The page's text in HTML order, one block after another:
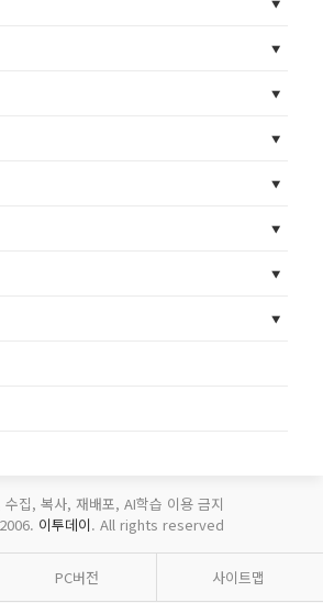
수집, 복사, 재배포, AI학습 이용 금지
이투데이. All rights reserved
PC버전 사이트맵